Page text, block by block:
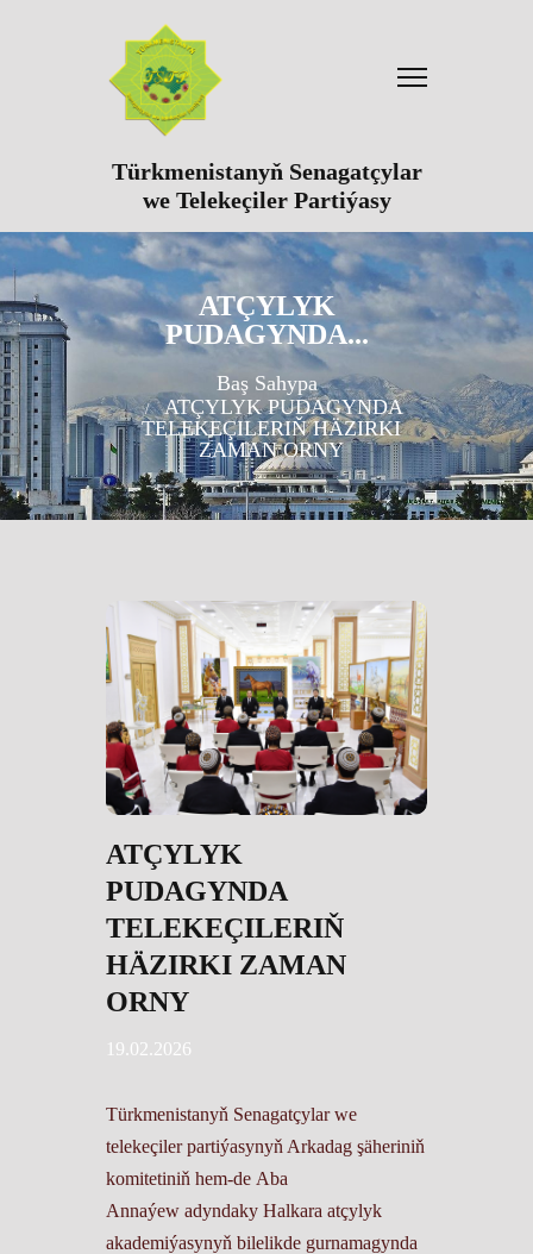
Türkmenistanyň Senagatçylar
we Telekeçiler Partiýasy
ATÇYLYK
PUDAGYNDA...
Baş Sahypa
ATÇYLYK PUDAGYNDA
TELEKEÇILERIŇ HÄZIRKI
ZAMAN ORNY
ATÇYLYK
PUDAGYNDA
TELEKEÇILERIŇ
HÄZIRKI ZAMAN
ORNY
19.02.2026
Türkmenistanyň Senagatçylar we
telekeçiler partiýasynyň Arkadag şäheriniň
komitetiniň hem-de Aba
Annaýew adyndaky Halkara atçylyk
akademiýasynyň bilelikde gurnamagynda